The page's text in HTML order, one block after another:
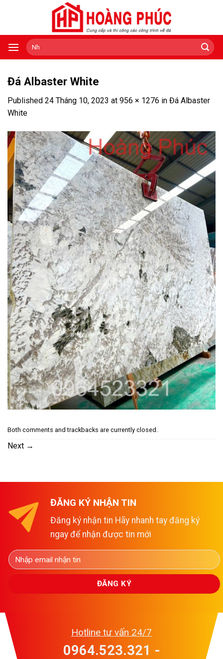
Tìm
kiếm:
Đá Albaster White
Published 24 Tháng 10, 2023 at 956 × 1276 in Đá Albaster
White
Both comments and trackbacks are currently closed.
Next →
ĐĂNG KÝ NHẬN TIN
Đăng ký nhận tin Hãy nhanh tay đăng ký
ngay để nhận được tin mới
Hotline tư vấn 24/7
0964.523.321 -